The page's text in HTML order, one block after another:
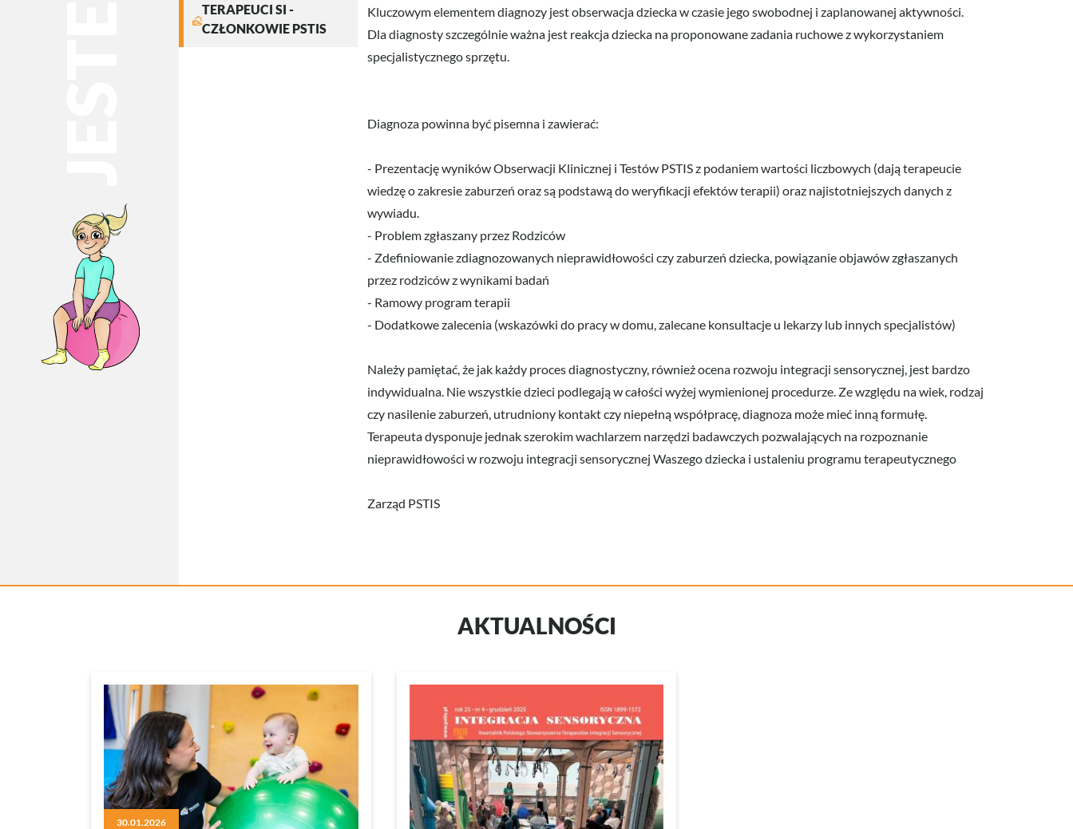
Image
TERAPEUCI SI -
CZŁONKOWIE PSTIS
Kluczowym elementem diagnozy jest obserwacja dziecka w czasie jego swobodnej i zaplanowanej aktywności.
Dla diagnosty szczególnie ważna jest reakcja dziecka na proponowane zadania ruchowe z wykorzystaniem
specjalistycznego sprzętu.
Diagnoza powinna być pisemna i zawierać:
- Prezentację wyników Obserwacji Klinicznej i Testów PSTIS z podaniem wartości liczbowych (dają terapeucie
wiedzę o zakresie zaburzeń oraz są podstawą do weryfikacji efektów terapii) oraz najistotniejszych danych z
wywiadu.
- Problem zgłaszany przez Rodziców
- Zdefiniowanie zdiagnozowanych nieprawidłowości czy zaburzeń dziecka, powiązanie objawów zgłaszanych
przez rodziców z wynikami badań
- Ramowy program terapii
- Dodatkowe zalecenia (wskazówki do pracy w domu, zalecane konsultacje u lekarzy lub innych specjalistów)
Należy pamiętać, że jak każdy proces diagnostyczny, również ocena rozwoju integracji sensorycznej, jest bardzo
indywidualna. Nie wszystkie dzieci podlegają w całości wyżej wymienionej procedurze. Ze względu na wiek, rodzaj
czy nasilenie zaburzeń, utrudniony kontakt czy niepełną współpracę, diagnoza może mieć inną formułę.
Terapeuta dysponuje jednak szerokim wachlarzem narzędzi badawczych pozwalających na rozpoznanie
nieprawidłowości w rozwoju integracji sensorycznej Waszego dziecka i ustaleniu programu terapeutycznego
Zarząd PSTIS
AKTUALNOŚCI
30.01.2026